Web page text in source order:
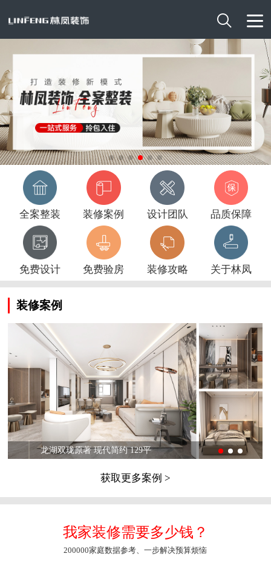

全案整装 装修案例 设计团队 品质保障
免费设计 免费验房 装修攻略 关于林凤
装修案例
龙湖双珑原著 现代简约 129平
获取更多案例 >
我家装修需要多少钱？
200000家庭数据参考、一步解决预算烦恼